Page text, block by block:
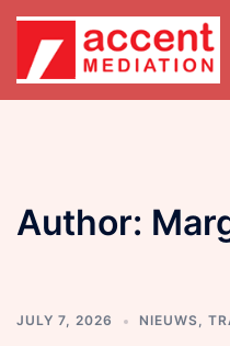
Skip
content
Author:
JULY 7, 2026 NIEUWS,